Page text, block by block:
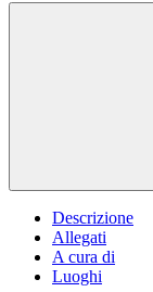
Descrizione
Allegati
A cura di
Luoghi